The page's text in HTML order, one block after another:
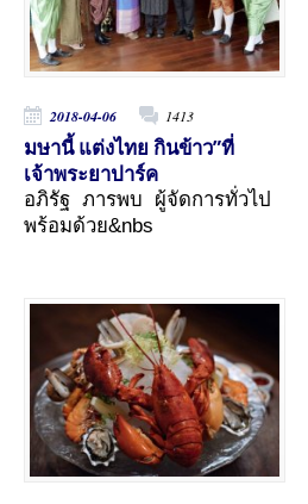
2018-04-06 1413
มษานี้ แต่งไทย กินข้าว”ที่
เจ้าพระยาปาร์ค
อภิรัฐ ภารพบ ผู้จัดการทั่วไป
พร้อมด้วย&nbs